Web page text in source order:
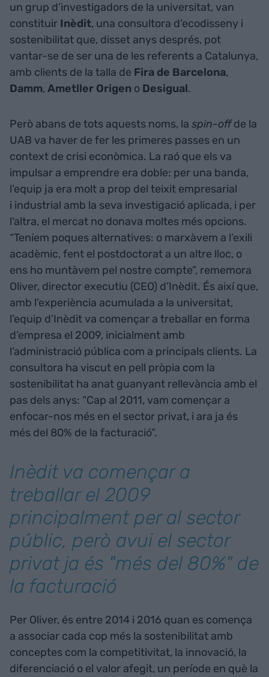
un grup d’investigadors de la universitat, van
constituir Inèdit, una consultora d’ecodisseny i
sostenibilitat que, disset anys després, pot
vantar-se de ser una de les referents a Catalunya,
amb clients de la talla de Fira de Barcelona,
Damm, Ametller Origen o Desigual.
Però abans de tots aquests noms, la spin-offde la
UAB va haver de fer les primeres passes en un
context de crisi econòmica. La raó que els va
impulsar a emprendre era doble: per una banda,
l’equip ja era molt a prop del teixit empresarial
i industrial amb la seva investigació aplicada, i per
l’altra, el mercat no donava moltes més opcions.
“Teníem poques alternatives: o marxàvem a l’exili
acadèmic, fent el postdoctorat a un altre lloc, o
ens ho muntàvem pel nostre compte”, rememora
Oliver, director executiu (CEO) d’Inèdit. És així que,
amb l’experiència acumulada a la universitat,
l’equip d’Inèdit va començar a treballar en forma
d’empresa el 2009, inicialment amb
l’administració pública com a principals clients. La
consultora ha viscut en pell pròpia com la
sostenibilitat ha anat guanyant rellevància amb el
pas dels anys: “Cap al 2011, vam començar a
enfocar-nos més en el sector privat, i ara ja és
més del 80% de la facturació”.
Inèdit va començar a
treballar el 2009
principalment per al sector
públic, però avui el sector
privat ja és "més del 80%" de
la facturació
Per Oliver, és entre 2014 i 2016 quan es comença
a associar cada cop més la sostenibilitat amb
conceptes com la competitivitat, la innovació, la
diferenciació o el valor afegit, un període en què la